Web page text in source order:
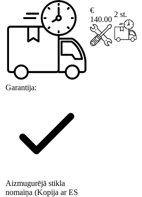
Garantija:
€
140.00
2 st.
Aizmugurējā stikla
nomaiņa (Kopija ar ES